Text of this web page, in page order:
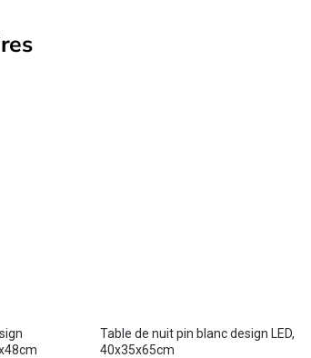
Table de nuit pin blanc design LED,
40x35x65cm